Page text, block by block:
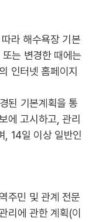
라 해수욕장 기본
는 변경한 때에는
인터넷 홈페이지
된 기본계획을 통
에 고시하고, 관리
, 14일 이상 일반인
주민 및 관계 전문
리에 관한 계획(이